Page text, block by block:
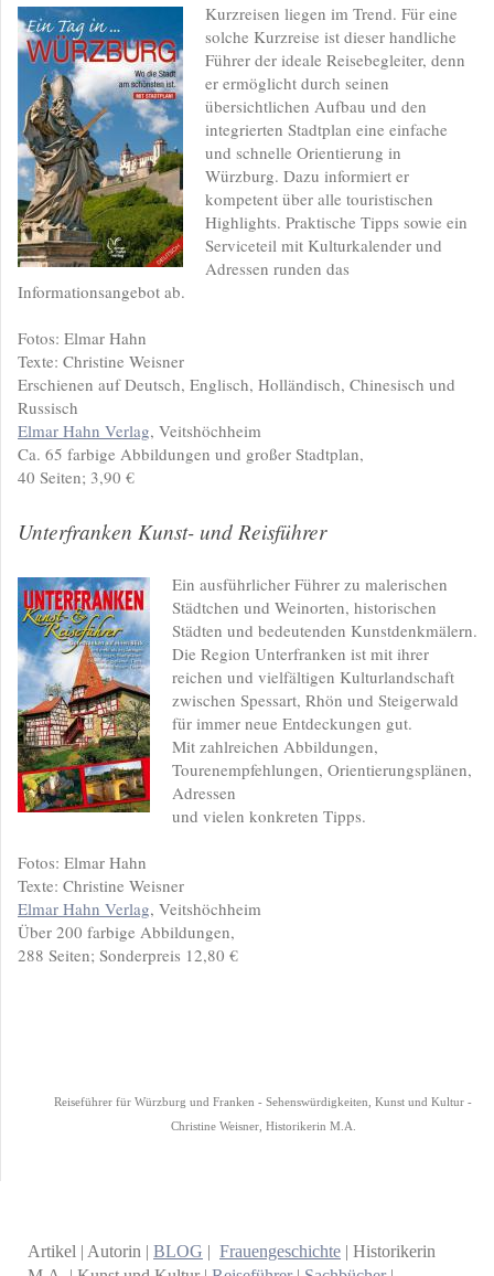
Kurzreisen liegen im Trend. Für eine
solche Kurzreise ist dieser handliche
Führer der ideale Reisebegleiter, denn
er ermöglicht durch seinen
übersichtlichen Aufbau und den
integrierten Stadtplan eine einfache
und schnelle Orientierung in
Würzburg. Dazu informiert er
kompetent über alle touristischen
Highlights. Praktische Tipps sowie ein
Serviceteil mit Kulturkalender und
Adressen runden das
Informationsangebot ab.
Fotos: Elmar Hahn
Texte: Christine Weisner
Erschienen auf Deutsch, Englisch, Holländisch, Chinesisch und
Russisch
Elmar Hahn Verlag, Veitshöchheim
Ca. 65 farbige Abbildungen und großer Stadtplan,
40 Seiten; 3,90 €
Unterfranken Kunst- und Reisführer
Ein ausführlicher Führer zu malerischen
Städtchen und Weinorten, historischen
Städten und bedeutenden Kunstdenkmälern.
Die Region Unterfranken ist mit ihrer
reichen und vielfältigen Kulturlandschaft
zwischen Spessart, Rhön und Steigerwald
für immer neue Entdeckungen gut.
Mit zahlreichen Abbildungen,
Tourenempfehlungen, Orientierungsplänen,
Adressen
und vielen konkreten Tipps.
Fotos: Elmar Hahn
Texte: Christine Weisner
Elmar Hahn Verlag, Veitshöchheim
Über 200 farbige Abbildungen,
288 Seiten; Sonderpreis 12,80 €
Reiseführer für Würzburg und Franken - Sehenswürdigkeiten, Kunst und Kultur -
Christine Weisner, Historikerin M.A.
Artikel | Autorin | BLOG | Frauengeschichte | Historikerin